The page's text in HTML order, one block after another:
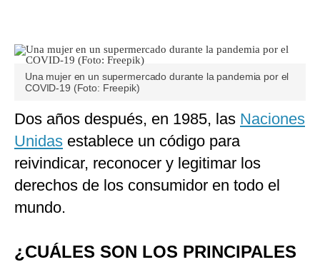
Una mujer en un supermercado durante la pandemia por el
COVID-19 (Foto: Freepik)
Dos años después, en 1985, las Naciones
Unidas establece un código para
reivindicar, reconocer y legitimar los
derechos de los consumidor en todo el
mundo.
¿CUÁLES SON LOS PRINCIPALES